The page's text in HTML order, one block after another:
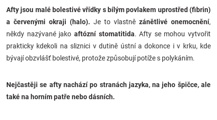
Značky
Blog
Přihlášení
Afty jsou malé bolestivé vřídky s bílým povlakem uprostřed (fibrin)
a červenými okraji (halo). Je to vlastně zánětlivé onemocnění,
někdy nazývané jako aftózní stomatitida. Afty se mohou vytvořit
prakticky kdekoli na sliznici v dutině ústní a dokonce i v krku, kde
bývají obzvlášť bolestivé, protože způsobují potíže s polykáním.
Nejčastěji se afty nachází po stranách jazyka, na jeho špičce, ale
také na horním patře nebo dásních.